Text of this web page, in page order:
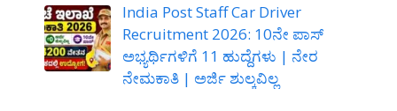
India Post Staff Car Driver
Recruitment 2026: 10ನೇ ಪಾಸ್
ಅಭ್ಯರ್ಥಿಗಳಿಗೆ 11 ಹುದ್ದೆಗಳು | ನೇರ
ನೇಮಕಾತಿ | ಅರ್ಜಿ ಶುಲ್ಕವಿಲ್ಲ